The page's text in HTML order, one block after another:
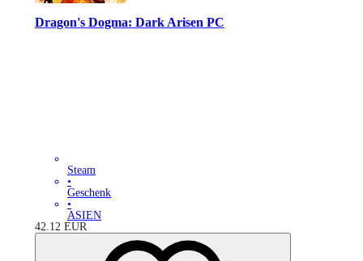
Dragon's Dogma: Dark Arisen PC
Steam
•
Geschenk
•
ASIEN
42.12 EUR